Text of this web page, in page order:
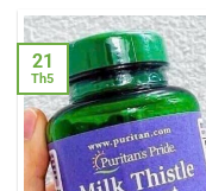
21
Th5